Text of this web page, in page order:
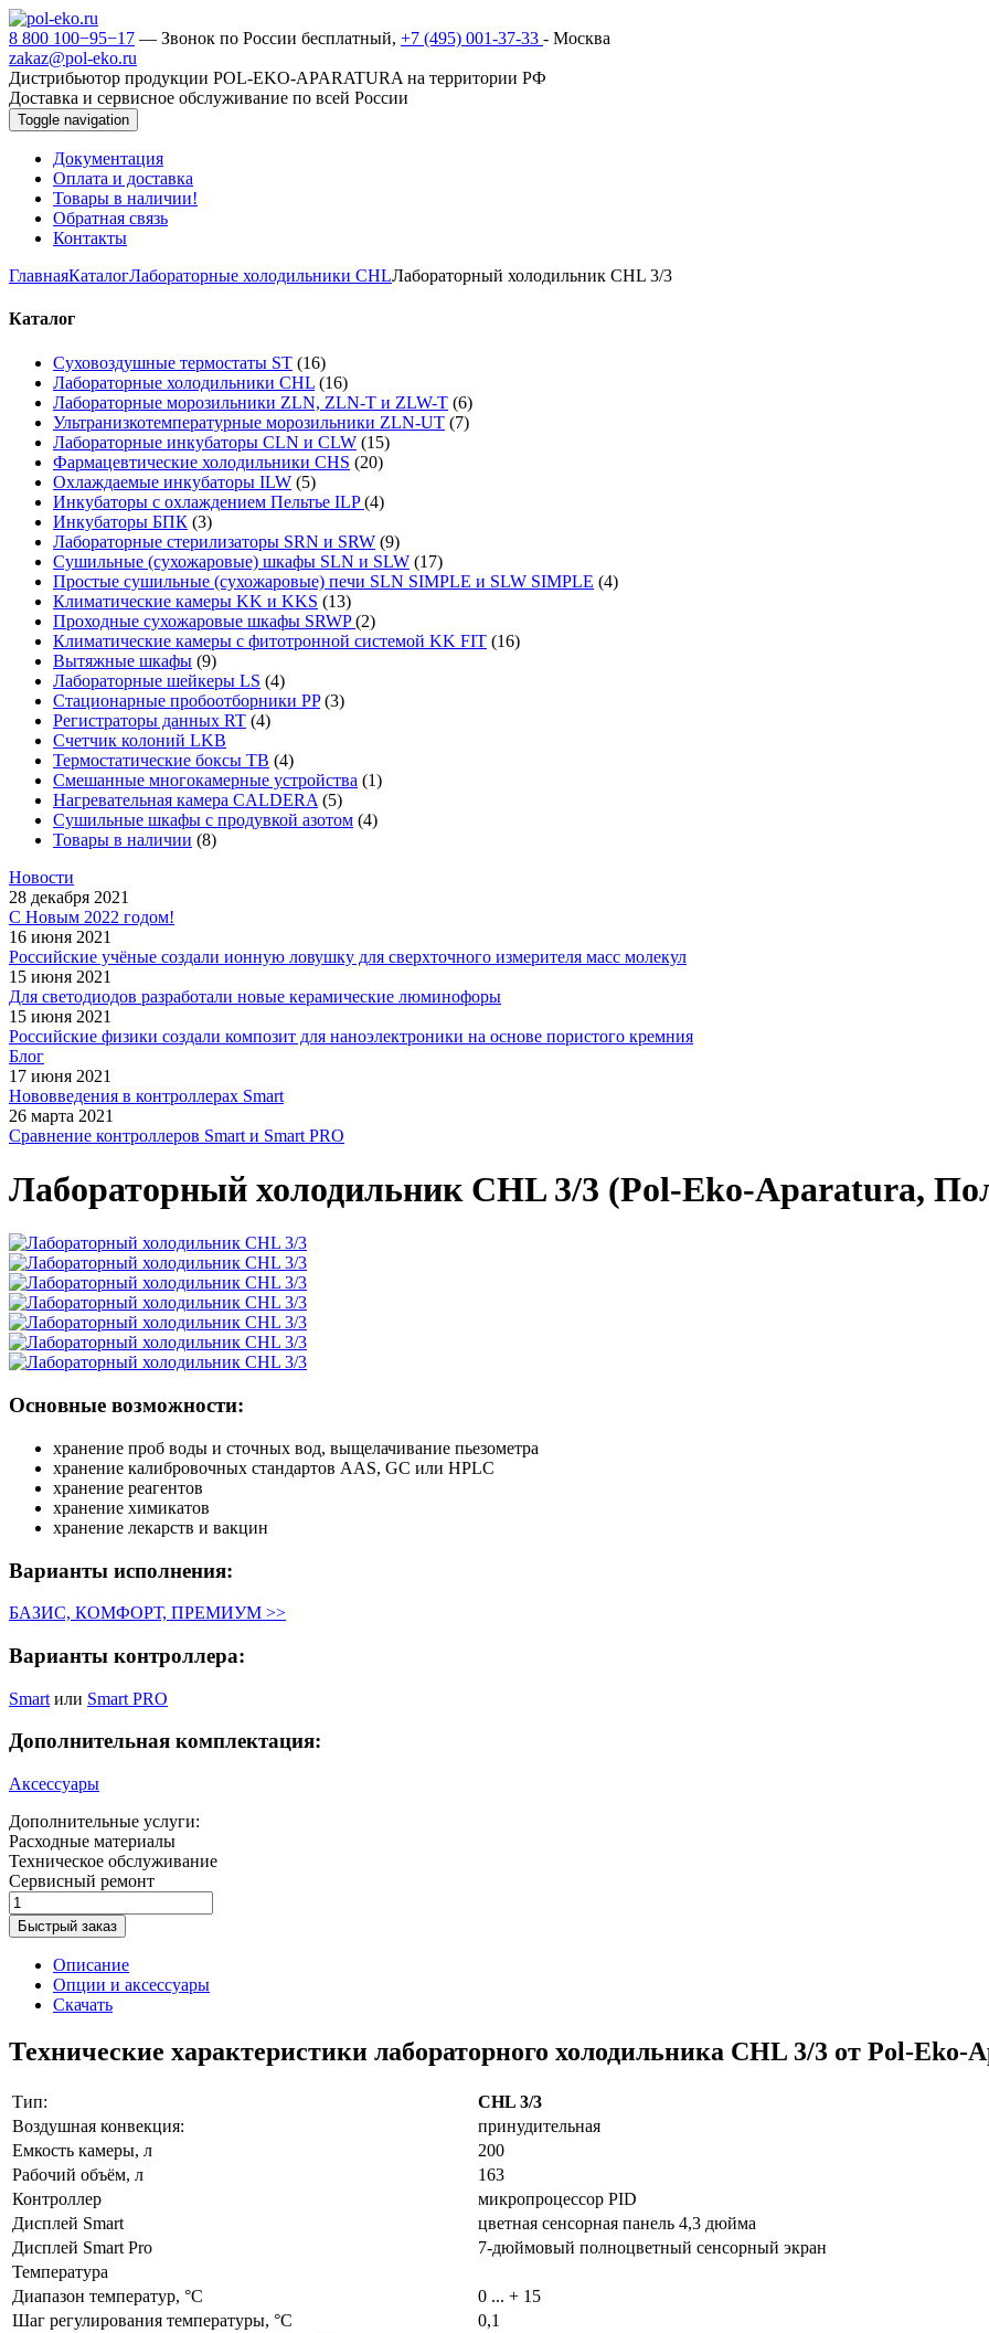
8 800 100−95−17 — Звонок по России бесплатный, +7 (495) 001-37-33 - Москва
zakaz@pol-eko.ru
Дистрибьютор продукции POL-EKO-APARATURA на территории РФ
Доставка и сервисное обслуживание по всей России
Toggle navigation
Документация
Оплата и доставка
Товары в наличии!
Обратная связь
Контакты
ГлавнаяКаталогЛабораторные холодильники CHLЛабораторный холодильник CHL 3/3
Каталог
Суховоздушные термостаты ST (16)
Лабораторные холодильники CHL (16)
Лабораторные морозильники ZLN, ZLN-T и ZLW-T (6)
Ультранизкотемпературные морозильники ZLN-UT (7)
Лабораторные инкубаторы CLN и CLW (15)
Фармацевтические холодильники CHS (20)
Охлаждаемые инкубаторы ILW (5)
Инкубаторы с охлаждением Пельтье ILP(4)
Инкубаторы БПК (3)
Лабораторные стерилизаторы SRN и SRW (9)
Сушильные (сухожаровые) шкафы SLN и SLW (17)
Простые сушильные (сухожаровые) печи SLN SIMPLE и SLW SIMPLE (4)
Климатические камеры KK и KKS (13)
Проходные сухожаровые шкафы SRWP(2)
Климатические камеры с фитотронной системой KK FIT (16)
Вытяжные шкафы (9)
Лабораторные шейкеры LS (4)
Стационарные пробоотборники PP (3)
Регистраторы данных RT (4)
Счетчик колоний LKB
Термостатические боксы TB (4)
Смешанные многокамерные устройства (1)
Нагревательная камера CALDERA (5)
Сушильные шкафы с продувкой азотом (4)
Товары в наличии (8)
Новости
28 декабря 2021
С Новым 2022 годом!
16 июня 2021
Российские учёные создали ионную ловушку для сверхточного измерителя масс молекул
15 июня 2021
Для светодиодов разработали новые керамические люминофоры
15 июня 2021
Российские физики создали композит для наноэлектроники на основе пористого кремния
Блог
17 июня 2021
Нововведения в контроллерах Smart
26 марта 2021
Сравнение контроллеров Smart и Smart PRO
Лабораторный холодильник CHL 3/3 (Pol-Eko-Aparatura,
Основные возможности:
хранение проб воды и сточных вод, выщелачивание пьезометра
хранение калибровочных стандартов AAS, GC или HPLC
хранение реагентов
хранение химикатов
хранение лекарств и вакцин
Варианты исполнения:
БАЗИС, КОМФОРТ, ПРЕМИУМ >>
Варианты контроллера:
Smart или Smart PRO
Дополнительная комплектация:
Аксессуары
Дополнительные услуги:
Расходные материалы
Техническое обслуживание
Сервисный ремонт
Быстрый заказ
Описание
Опции и аксессуары
Скачать
Технические характеристики лабораторного холодильника CHL 3/3 от Pol-Eko-
Тип:
CHL 3/3
Воздушная конвекция:
принудительная
Емкость камеры, л
200
Рабочий объём, л
163
Контроллер
микропроцессор PID
Дисплей Smart
цветная сенсорная панель 4,3 дюйма
Дисплей Smart Pro
7-дюймовый полноцветный сенсорный экран
Температура
Диапазон температур, °C
0 ... + 15
Шаг регулирования температуры, °C
0,1